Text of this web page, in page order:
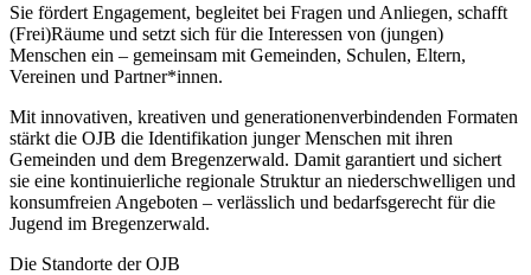
Sie fördert Engagement, begleitet bei Fragen und Anliegen, schafft
(Frei)Räume und setzt sich für die Interessen von (jungen)
Menschen ein – gemeinsam mit Gemeinden, Schulen, Eltern,
Vereinen und Partner*innen.
Mit innovativen, kreativen und generationenverbindenden Formaten
stärkt die OJB die Identifikation junger Menschen mit ihren
Gemeinden und dem Bregenzerwald. Damit garantiert und sichert
sie eine kontinuierliche regionale Struktur an niederschwelligen und
konsumfreien Angeboten – verlässlich und bedarfsgerecht für die
Jugend im Bregenzerwald.
Die Standorte der OJB